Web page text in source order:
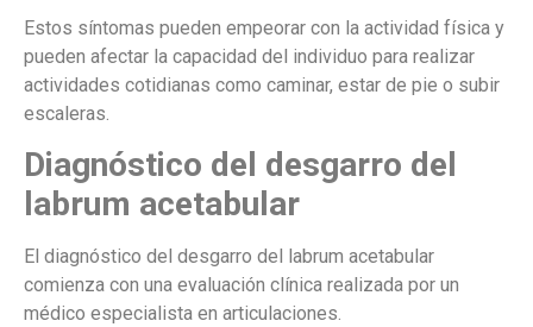
Estos síntomas pueden empeorar con la actividad física y
pueden afectar la capacidad del individuo para realizar
actividades cotidianas como caminar, estar de pie o subir
escaleras.
Diagnóstico del desgarro del
labrum acetabular
El diagnóstico del desgarro del labrum acetabular
comienza con una evaluación clínica realizada por un
médico especialista en articulaciones.